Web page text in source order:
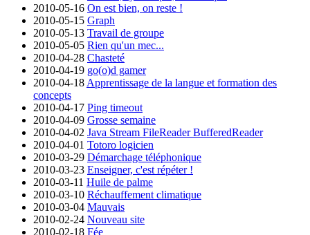
2010-05-16 On est bien, on reste !
2010-05-15 Graph
2010-05-13 Travail de groupe
2010-05-05 Rien qu'un mec...
2010-04-28 Chasteté
2010-04-19 go(o)d gamer
2010-04-18 Apprentissage de la langue et formation des
concepts
2010-04-17 Ping timeout
2010-04-09 Grosse semaine
2010-04-02 Java Stream FileReader BufferedReader
2010-04-01 Totoro logicien
2010-03-29 Démarchage téléphonique
2010-03-23 Enseigner, c'est répéter !
2010-03-11 Huile de palme
2010-03-10 Réchauffement climatique
2010-03-04 Mauvais
2010-02-24 Nouveau site
2010-02-18 Fée